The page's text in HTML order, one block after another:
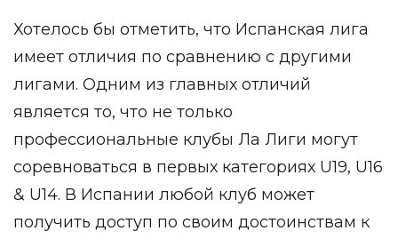
Хотелось бы отметить, что Испанская лига
имеет отличия по сравнению с другими
лигами. Одним из главных отличий
является то, что не только
профессиональные клубы Ла Лиги могут
соревноваться в первых категориях U19, U16
& U14. В Испании любой клуб может
получить доступ по своим достоинствам к